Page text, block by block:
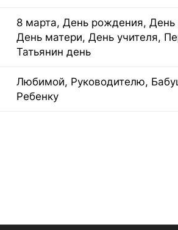
8 марта, День рождения, День
День матери, День учителя,
Татьянин день
Любимой, Руководителю,
Ребенку